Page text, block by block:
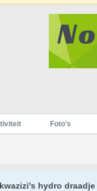
Foto's
hydro draadje